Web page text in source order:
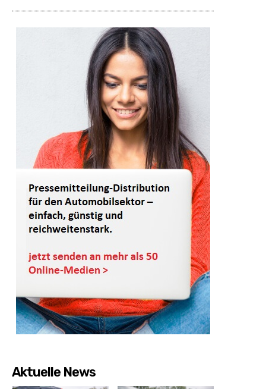
Aktuelle News